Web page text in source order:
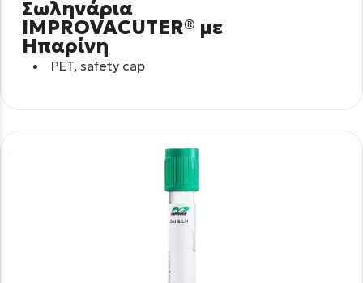
Σωληνάρια
IMPROVACUTER® με
Ηπαρίνη
PET, safety cap